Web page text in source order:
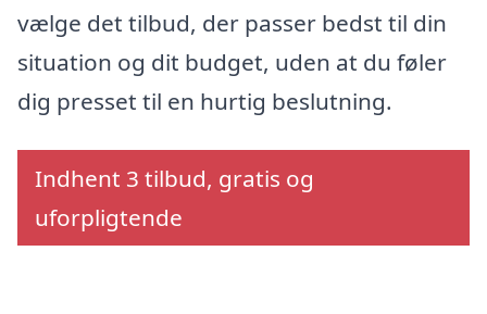
vælge det tilbud, der passer bedst til din
situation og dit budget, uden at du føler
dig presset til en hurtig beslutning.
Indhent 3 tilbud, gratis og
uforpligtende